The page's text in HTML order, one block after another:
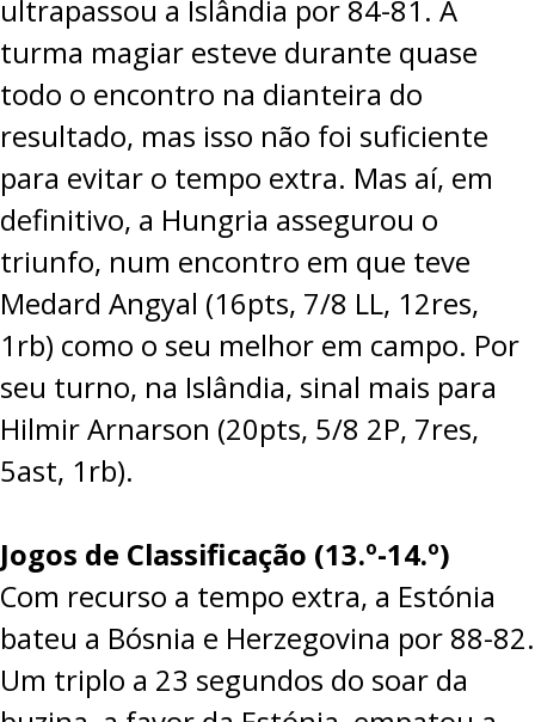
ultrapassou a Islândia por 84-81 . A
turma magiar esteve durante quase
todo o encontro na dianteira do
resultado, mas isso não foi suficiente
para evitar o tempo extra. Mas aí, em
definitivo, a Hungria assegurou o
triunfo, num encontro em que teve
Medard Angyal (16pts, 7/8 LL, 12res,
1rb) como o seu melhor em campo. Por
seu turno, na Islândia, sinal mais para
Hilmir Arnarson (20pts, 5/8 2P, 7res,
5ast, 1rb).
Jogos de Classificação (13.º-14.º)
Com recurso a tempo extra, a Estónia
bateu a Bósnia e Herzegovina por 88-82.
Um triplo a 23 segundos do soar da